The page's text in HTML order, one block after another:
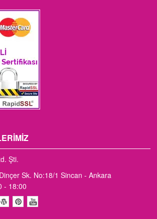
Şti.
Sk. No:18/1 Sincan - Ankara
- 18:00